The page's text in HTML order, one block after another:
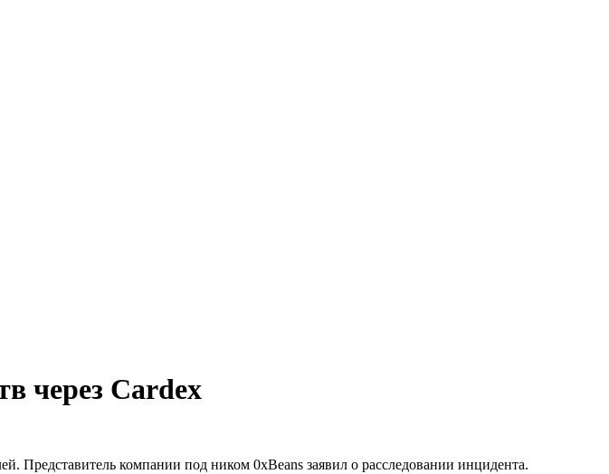
через Cardex
Представитель компании под ником 0xBeans заявил о расследовании инцидента.